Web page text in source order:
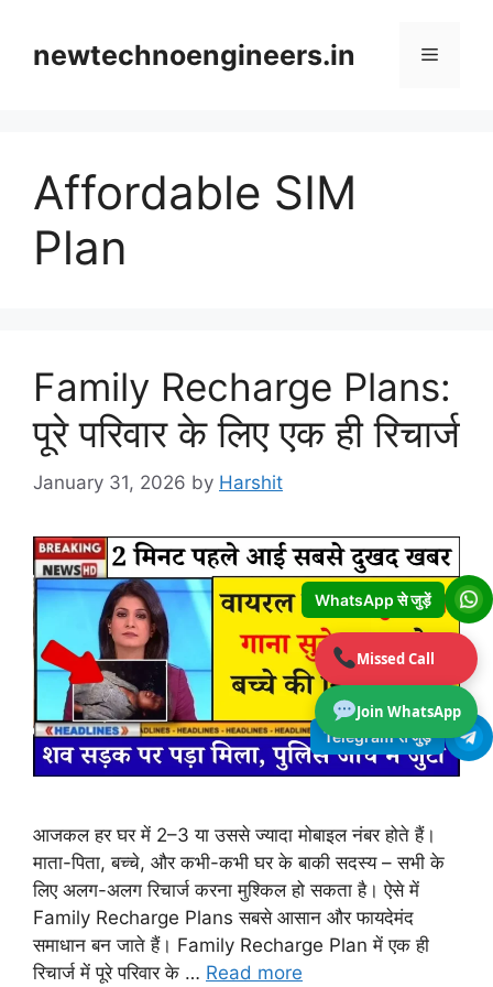
Missed Call
Join WhatsApp
contentnewtechnoengineers.in Menu
Affordable SIM
Plan
Family Recharge Plans:
पूरे परिवार के लिए एक ही रिचार्ज
January 31, 2026 by Harshit
आजकल हर घर में 2–3 या उससे ज्यादा मोबाइल नंबर होते हैं।
माता-पिता, बच्चे, और कभी-कभी घर के बाकी सदस्य – सभी के
लिए अलग-अलग रिचार्ज करना मुश्किल हो सकता है। ऐसे में
Family Recharge Plans सबसे आसान और फायदेमंद
समाधान बन जाते हैं। Family Recharge Plan में एक ही
रिचार्ज में पूरे परिवार के … Read more
WhatsApp से जुड़ें
Telegram से जुड़ें